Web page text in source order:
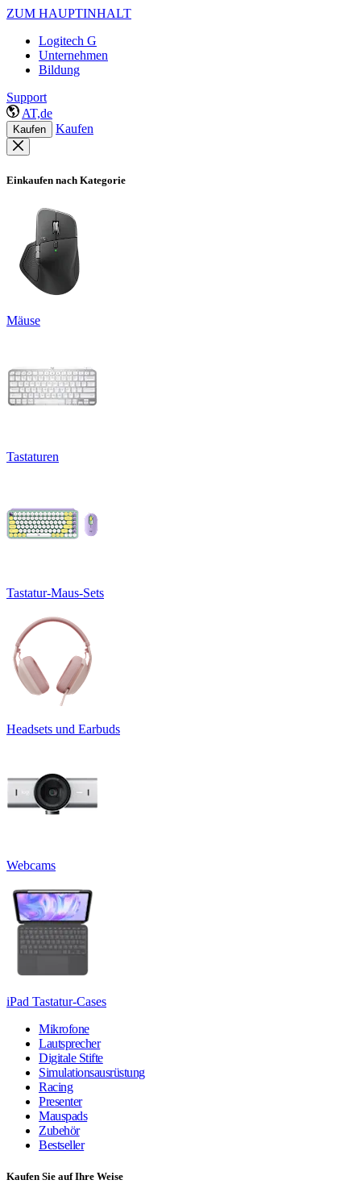
ZUM HAUPTINHALT
Logitech G
Unternehmen
Bildung
Support
AT,de
Kaufen Kaufen
Einkaufen nach Kategorie
Mäuse
Tastaturen
Tastatur-Maus-Sets
Headsets und Earbuds
Webcams
iPad Tastatur-Cases
Mikrofone
Lautsprecher
Digitale Stifte
Simulationsausrüstung
Racing
Presenter
Mauspads
Zubehör
Bestseller
Kaufen Sie auf Ihre Weise